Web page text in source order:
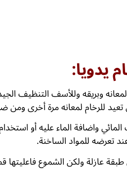
وبريقه وللأسف التنظيف
للرخام لمعانه مرة أخرى
واضافة الماء عليه أو
تعرضه للمواد الساخنة.